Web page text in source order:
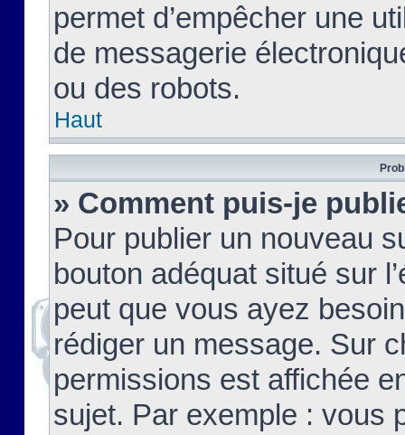
permet d’empêcher une
de messagerie
ou des robots.
Haut
» Comment puis-je
Pour publier un nouveau
bouton adéquat situé sur
peut que vous ayez
rédiger un message. Sur
permissions est affichée
sujet. Par exemple : vous